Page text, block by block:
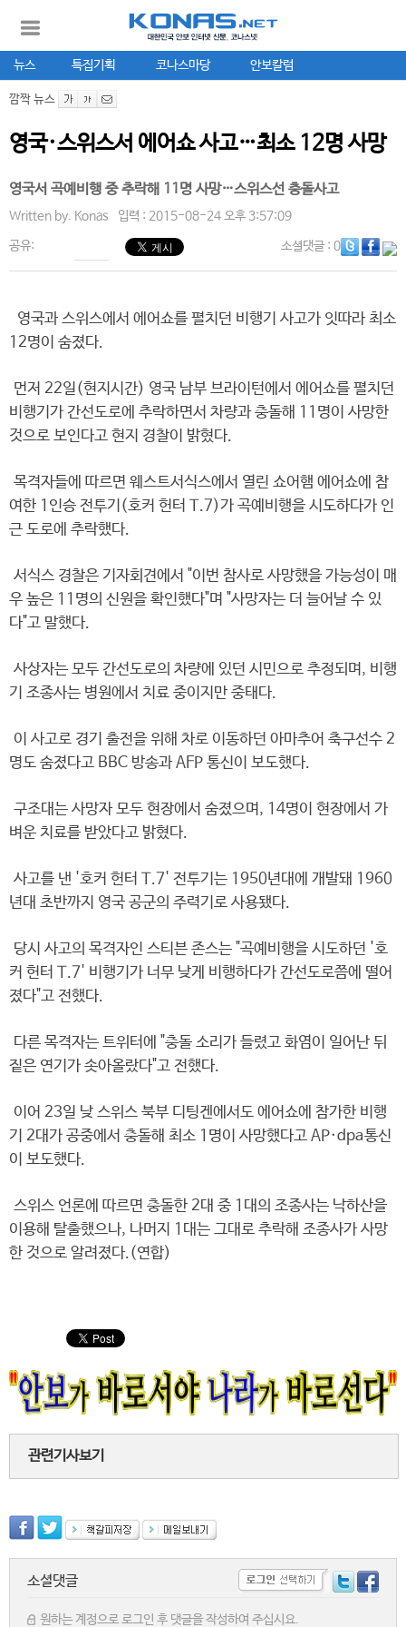
뉴스 특집기획 코나스마당 안보칼럼
깜짝 뉴스
영국·스위스서 에어쇼 사고…최소 12명 사망
영국서 곡예비행 중 추락해 11명 사망…스위스선 충돌사고
Written by. Konas 입력 : 2015-08-24 오후 3:57:09
공유: 소셜댓글: 0
영국과 스위스에서 에어쇼를 펼치던 비행기 사고가 잇따라 최소
12명이 숨졌다.
먼저 22일(현지시간) 영국 남부 브라이턴에서 에어쇼를 펼치던
비행기가 간선도로에 추락하면서 차량과 충돌해 11명이 사망한
것으로 보인다고 현지 경찰이 밝혔다.
목격자들에 따르면 웨스트서식스에서 열린 쇼어햄 에어쇼에 참
여한 1인승 전투기(호커 헌터 T.7)가 곡예비행을 시도하다가 인
근 도로에 추락했다.
서식스 경찰은 기자회견에서 "이번 참사로 사망했을 가능성이 매
우 높은 11명의 신원을 확인했다"며 "사망자는 더 늘어날 수 있
다"고 말했다.
사상자는 모두 간선도로의 차량에 있던 시민으로 추정되며, 비행
기 조종사는 병원에서 치료 중이지만 중태다.
이 사고로 경기 출전을 위해 차로 이동하던 아마추어 축구선수 2
명도 숨졌다고 BBC 방송과 AFP 통신이 보도했다.
구조대는 사망자 모두 현장에서 숨졌으며, 14명이 현장에서 가
벼운 치료를 받았다고 밝혔다.
사고를 낸 '호커 헌터 T.7' 전투기는 1950년대에 개발돼 1960
년대 초반까지 영국 공군의 주력기로 사용됐다.
당시 사고의 목격자인 스티븐 존스는 "곡예비행을 시도하던 '호
커 헌터 T.7' 비행기가 너무 낮게 비행하다가 간선도로쯤에 떨어
졌다"고 전했다.
다른 목격자는 트위터에 "충돌 소리가 들렸고 화염이 일어난 뒤
짙은 연기가 솟아올랐다"고 전했다.
이어 23일 낮 스위스 북부 디팅겐에서도 에어쇼에 참가한 비행
기 2대가 공중에서 충돌해 최소 1명이 사망했다고 AP·dpa통신
이 보도했다.
스위스 언론에 따르면 충돌한 2대 중 1대의 조종사는 낙하산을
이용해 탈출했으나, 나머지 1대는 그대로 추락해 조종사가 사망
한 것으로 알려졌다.(연합)
관련기사보기
소셜댓글
원하는 계정으로 로그인 후 댓글을 작성하여 주십시요.